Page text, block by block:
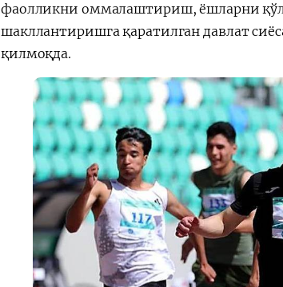
фаолликни оммалаштириш, ёшларни
шакллантиришга қаратилган давлат
қилмоқда.